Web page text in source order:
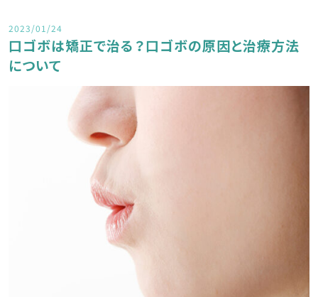
2023/01/24
口ゴボは矯正で治る？口ゴボの原因と治療方法
について